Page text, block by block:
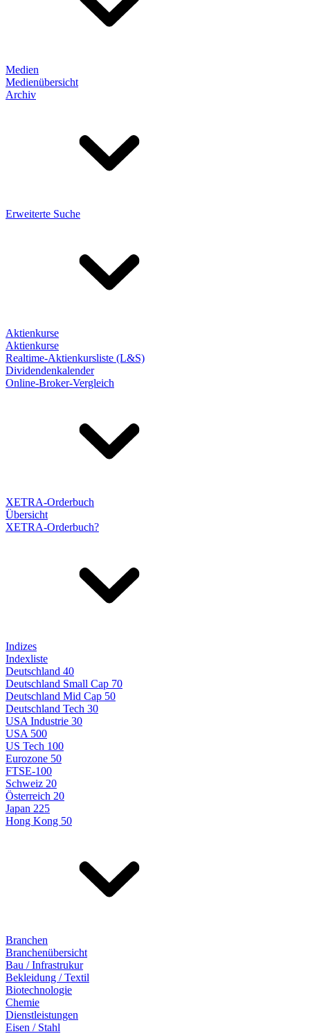
Medien
Medienübersicht
Archiv
Erweiterte Suche
Aktienkurse
Aktienkurse
Realtime-Aktienkursliste (L&S)
Dividendenkalender
Online-Broker-Vergleich
XETRA-Orderbuch
Übersicht
XETRA-Orderbuch?
Indizes
Indexliste
Deutschland 40
Deutschland Small Cap 70
Deutschland Mid Cap 50
Deutschland Tech 30
USA Industrie 30
USA 500
US Tech 100
Eurozone 50
FTSE-100
Schweiz 20
Österreich 20
Japan 225
Hong Kong 50
Branchen
Branchenübersicht
Bau / Infrastrukur
Bekleidung / Textil
Biotechnologie
Chemie
Dienstleistungen
Eisen / Stahl